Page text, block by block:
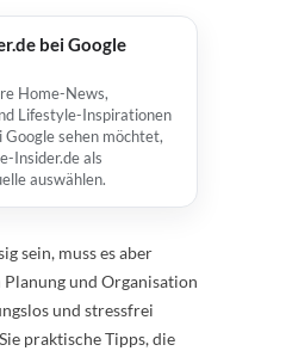
bei Google
Home-News,
Lifestyle-Inspirationen
sehen möchtet,
Insider.de als
auswählen.
sein, muss es aber
und Organisation
und stressfrei
praktische Tipps, die